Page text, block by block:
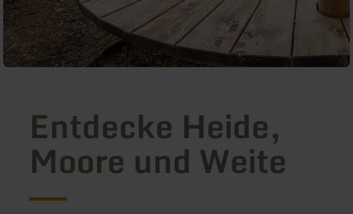
Entdecke Heide,
Moore und Weite